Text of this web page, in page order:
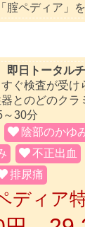
腟ペディア」
即日トータル
ぐ検査が受け
とのどのクラ
30分
陰部のかゆ
不正出血
排尿痛
ディア